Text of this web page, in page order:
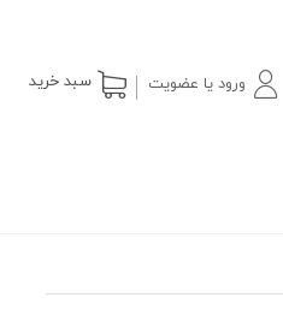
ورود یا عضویت سبد خرید